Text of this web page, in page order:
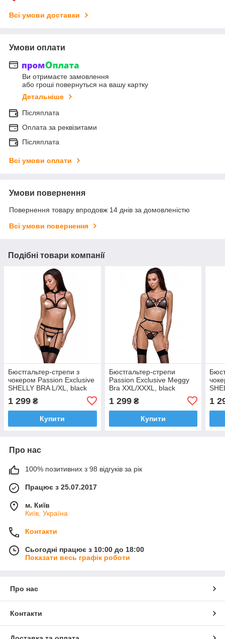
Всі умови доставки
Умови оплати
Ви отримаєте замовлення
або гроші повернуться на вашу картку
Детальніше
Післяплата
Оплата за реквізитами
Післяплата
Всі умови оплати
Умови повернення
Повернення товару впродовж 14 днів за домовленістю
Всі умови повернення
Подібні товари компанії
Бюстгальтер-стрепи з
чокером Passion Exclusive
SHELLY BRA L/XL, black
1 299 ₴
Купити
Бюстгальтер-стрепи
Passion Exclusive Meggy
Bra XXL/XXXL, black
1 299₴
Купити
1
Про нас
100% позитивних з 98 відгуків за рік
Працює з 25.07.2017
м. Київ
Київ, Україна
Контакти
Сьогодні працює з 10:00 до 18:00
Показати весь графік роботи
Про нас
Контакти